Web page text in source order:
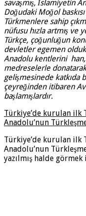
savaşmış, İslamiyetin
Doğudaki Moğol
Türkmenlere sahip
nüfusu hızla artmış
Türkçe, çoğunluğun
devletler egemen
Anadolu kentlerini
medreselerle
gelişmesinede katkıda
çeyreğinden itibaren
başlamışlardır.
Türkiye’de kurulan
Anadolu’nun
Türkiye’de kurulan
Anadolu’nun
yazılmış halde görmek